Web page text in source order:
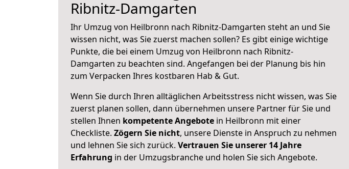
Ribnitz-Damgarten
Ihr Umzug von Heilbronn nach Ribnitz-Damgarten steht an und Sie
wissen nicht, was Sie zuerst machen sollen? Es gibt einige wichtige
Punkte, die bei einem Umzug von Heilbronn nach Ribnitz-
Damgarten zu beachten sind. Angefangen bei der Planung bis hin
zum Verpacken Ihres kostbaren Hab & Gut.
Wenn Sie durch Ihren alltäglichen Arbeitsstress nicht wissen, was Sie
zuerst planen sollen, dann übernehmen unsere Partner für Sie und
stellen Ihnen kompetente Angebote in Heilbronn mit einer
Checkliste. Zögern Sie nicht, unsere Dienste in Anspruch zu nehmen
und lehnen Sie sich zurück. Vertrauen Sie unserer 14 Jahre
Erfahrung in der Umzugsbranche und holen Sie sich Angebote.